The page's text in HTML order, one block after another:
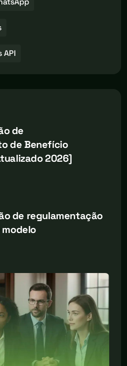
API
de
de Benefício
2026]
de regulamentação